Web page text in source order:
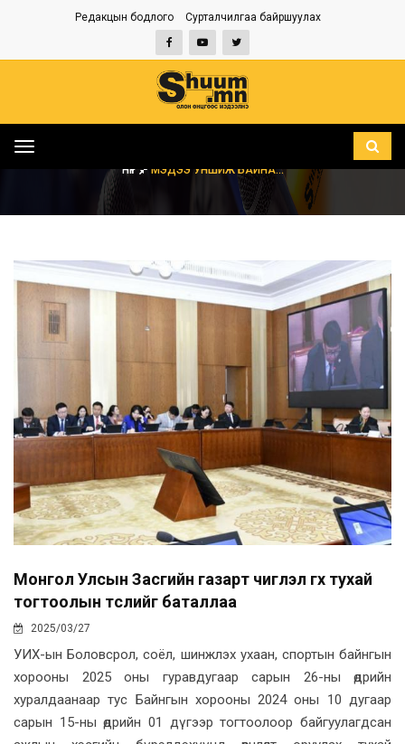
Редакцын бодлого Сурталчилгаа байршуулах
Toggle
НҮҮР МЭДЭЭ УНШИЖ БАЙНА...
Монгол Улсын Засгийн газарт чиглэл өгөх тухай
тогтоолын төслийг баталлаа
2025/03/27
УИХ-ын Боловсрол, соёл, шинжлэх ухаан, спортын байнгын
хорооны 2025 оны гуравдугаар сарын 26-ны өдрийн
хуралдаанаар тус Байнгын хорооны 2024 оны 10 дугаар
сарын 15-ны өдрийн 01 дүгээр тогтоолоор байгуулагдсан